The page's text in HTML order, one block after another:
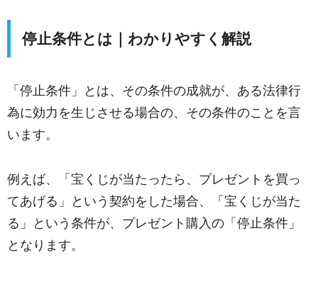
停止条件とは｜わかりやすく解説
「停止条件」とは、その条件の成就が、ある法律行
為に効力を生じさせる場合の、その条件のことを言
います。
例えば、「宝くじが当たったら、プレゼントを買っ
てあげる」という契約をした場合、「宝くじが当た
る」という条件が、プレゼント購入の「停止条件」
となります。